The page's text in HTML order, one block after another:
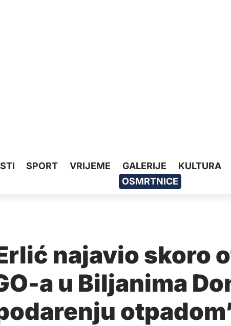
SPORT VRIJEME GALERIJE KULTURA
OSMRTNICE
najavio skoro
a u Biljanima